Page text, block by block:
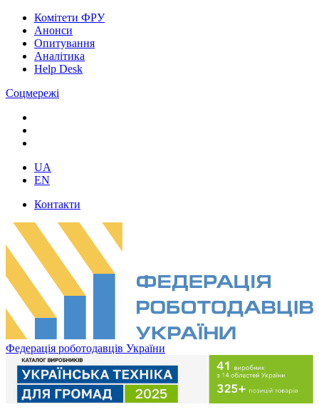
Комітети ФРУ
Анонси
Опитування
Аналітика
Help Desk
Соцмережі
UA
EN
Контакти
Федерація роботодавців України